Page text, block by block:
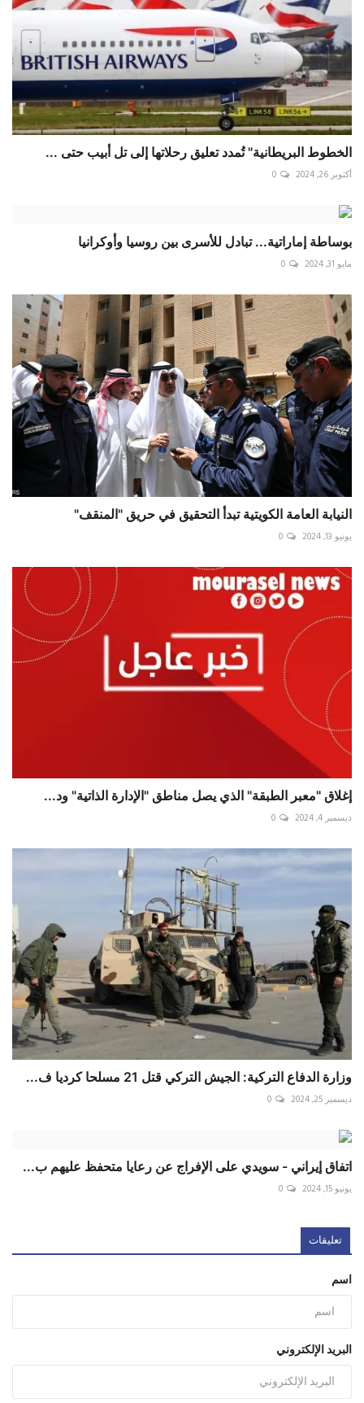
الخطوط البريطانية" تُمدد تعليق رحلاتها إلى تل أبيب حتى ...
أكتوبر 26, 2024 0
بوساطة إماراتية... تبادل للأسرى بين روسيا وأوكرانيا
مايو 31, 2024 0
النيابة العامة الكويتية تبدأ التحقيق في حريق "المنقف"
يونيو 13, 2024 0
إغلاق "معبر الطبقة" الذي يصل مناطق "الإدارة الذاتية" ود...
ديسمبر 4, 2024 0
وزارة الدفاع التركية: الجيش التركي قتل 21 مسلحا كرديا ف...
ديسمبر 25, 2024 0
اتفاق إيراني - سويدي على الإفراج عن رعايا متحفظ عليهم ب...
يونيو 15, 2024 0
تعليقات
اسم
البريد الإلكتروني